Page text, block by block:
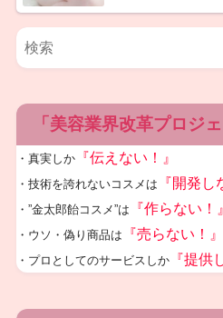
「美容業界改革プロジ
・真実しか『伝えない！』
・技術を誇れないコスメは 『開発し
・”金太郎飴コスメ”は 『作らない！』
・ウソ・偽り商品は 『売らない！』
・プロとしてのサービスしか『提供